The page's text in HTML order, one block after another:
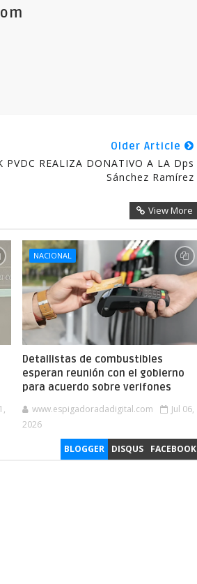
Older Article
PVDC REALIZA DONATIVO A LA Dps
Sánchez Ramírez
View More
NACIONAL
Detallistas de combustibles
esperan reunión con el gobierno
para acuerdo sobre verifones
www.espigadoradadigital.com
Jul 06,
2026
BLOGGER DISQUS FACEBOOK